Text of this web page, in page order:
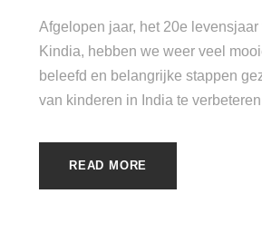
Afgelopen jaar, het 20e
Kindia, hebben we weer veel
beleefd en belangrijke stappen
van kinderen in India te
READ MORE